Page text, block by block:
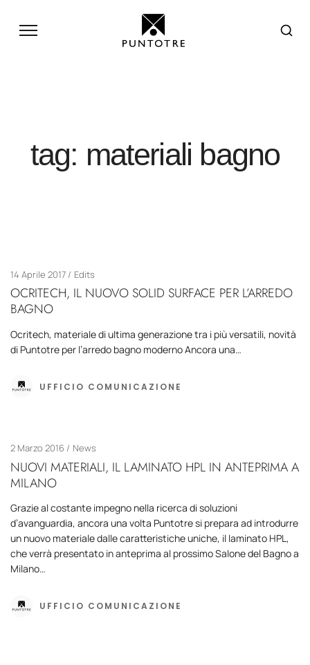
tag: materiali bagno
14 Aprile 2017 Edits
OCRITECH, IL NUOVO SOLID SURFACE PER L’ARREDO
BAGNO
Ocritech, materiale di ultima generazione tra i più versatili, novità
di Puntotre per l’arredo bagno moderno Ancora una…
UFFICIO COMUNICAZIONE
2 Marzo 2016 News
NUOVI MATERIALI, IL LAMINATO HPL IN ANTEPRIMA A
MILANO
Grazie al costante impegno nella ricerca di soluzioni
d’avanguardia, ancora una volta Puntotre si prepara ad introdurre
un nuovo materiale dalle caratteristiche uniche, il laminato HPL,
che verrà presentato in anteprima al prossimo Salone del Bagno a
Milano…
UFFICIO COMUNICAZIONE